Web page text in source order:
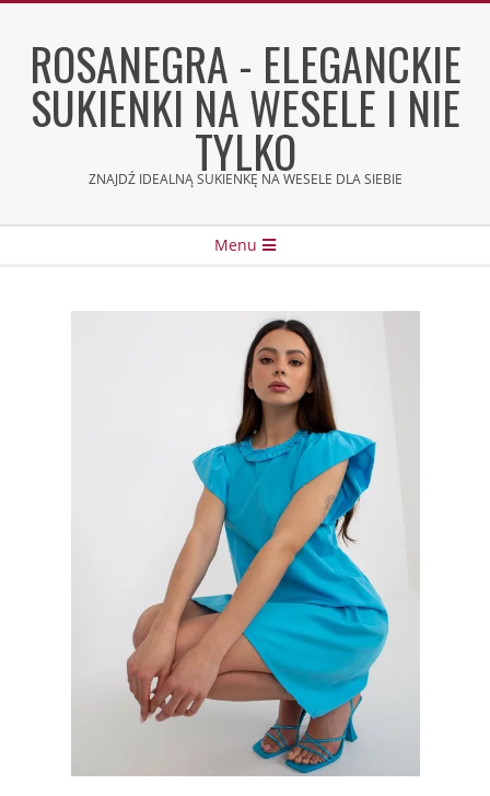
contentROSANEGRA - ELEGANCKIE
SUKIENKI NA WESELE I NIE
TYLKO
ZNAJDŹ IDEALNĄ SUKIENKĘ NA WESELE DLA SIEBIE
Menu